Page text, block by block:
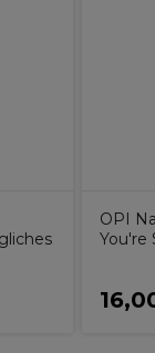
OPI
You're